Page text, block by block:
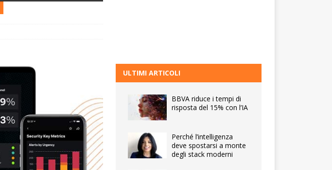
ULTIMI ARTICOLI
BBVA riduce i tempi di
risposta del 15% con l’IA
Perché l’intelligenza
deve spostarsi a monte
degli stack moderni